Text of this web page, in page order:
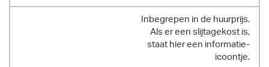
Inbegrepen in de huurprijs.
Als er een slijtagekost is,
staat hier een informatie-
icoontje.